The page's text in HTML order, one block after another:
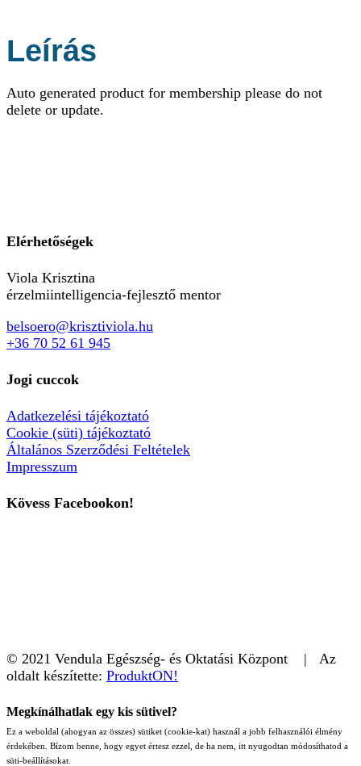
Leírás
Auto generated product for membership please do not
delete or update.
Elérhetőségek
Viola Krisztina
érzelmiintelligencia-fejlesztő mentor
belsoero@krisztiviola.hu
+36 70 52 61 945
Jogi cuccok
Adatkezelési tájékoztató
Cookie (süti) tájékoztató
Általános Szerződési Feltételek
Impresszum
Kövess Facebookon!
© 2021 Vendula Egészség- és Oktatási Központ | Az
oldalt készítette: ProduktON!
Megkínálhatlak egy kis sütivel?
Ez a weboldal (ahogyan az összes) sütiket (cookie-kat) használ a jobb felhasználói élmény
érdekében. Bízom benne, hogy egyet értesz ezzel, de ha nem, itt nyugodtan módosíthatod a
süti-beállításokat.